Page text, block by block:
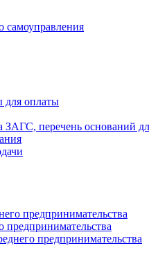
самоуправления
для оплаты
перечень оснований
предпринимательства
предпринимательства
предпринимательства